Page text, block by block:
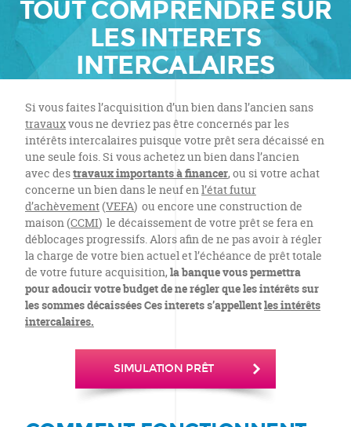
TOUT COMPRENDRE SUR
LES INTERETS
INTERCALAIRES
Si vous faites l’acquisition d’un bien dans l’ancien sans
travauxvous ne devriez pas être concernés par les
intérêts intercalaires puisque votre prêt sera décaissé en
une seule fois. Si vous achetez un bien dans l’ancien
avec destravauximportants à financer, ou si votre achat
concerne un bien dans le neuf enl’état futur
d’achèvement(VEFA) ou encore une construction de
maison (CCMI) le décaissement de votre prêt se fera en
déblocages progressifs. Alors afin de ne pas avoir à régler
la charge de votre bien actuel et l’échéance de prêt totale
de votre future acquisition, la banque vous permettra
pour adoucir votre budget de ne régler que les intérêts sur
les sommes décaissées Ces interets s’appellentles intérêts
intercalaires.
SIMULATION PRÊT